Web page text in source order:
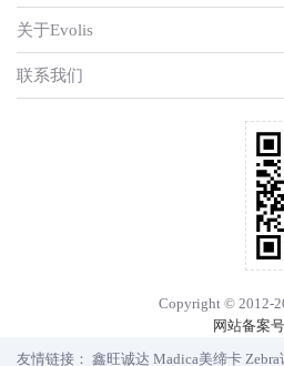
关于Evolis
联系我们
Copyright © 2012-
网站备案号
友情链接： 鑫旺诚达 Madica美缔卡